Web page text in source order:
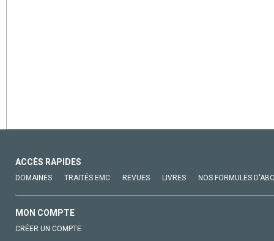
ACCÈS RAPIDES
DOMAINES TRAITÉS EMC REVUES LIVRES NOS FORMULES
MON COMPTE
CRÉER UN COMPTE